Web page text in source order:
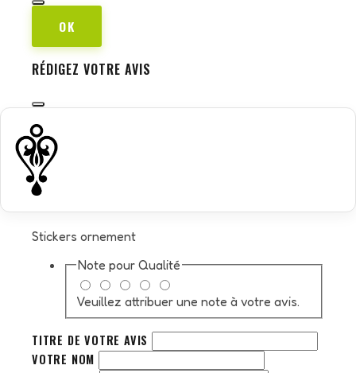
OK
RÉDIGEZ VOTRE AVIS
Stickers ornement
Note pour Qualité
Veuillez attribuer une note à votre avis.
TITRE DE VOTRE AVIS
VOTRE NOM